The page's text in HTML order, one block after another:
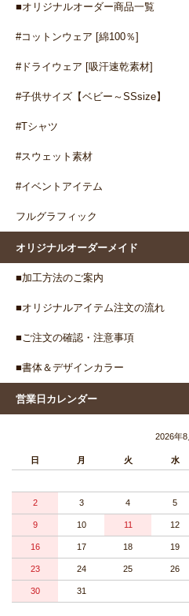
■オリジナルオーダー商品一覧
#コットンウェア [綿100％]
#ドライウェア [吸汗速乾素材]
#子供サイズ【ベビー～SSsize】
#Tシャツ
#スウェット素材
#イベントアイテム
フルグラフィック
オリジナルオーダーメイド
■加工方法のご案内
■オリジナルアイテム注文の流れ
■ご注文の確認・注意事項
■書体＆デザインカラー
営業日カレンダー
2026年8
日 月 火 水
2 3 4 5
9 10 11 12
16 17 18 19
23 24 25 26
30 31